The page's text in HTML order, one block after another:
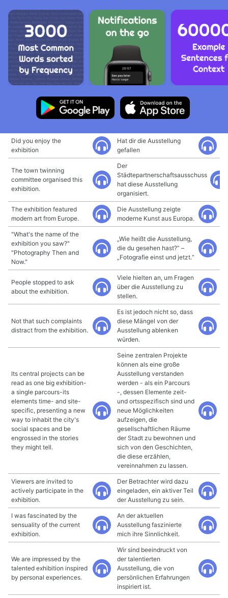
Did you enjoy the
exhibition
Hat dir die Ausstellung
gefallen
The town twinning
committee organised this
exhibition.
Der
Städtepartnerschaftsausschuss
hat diese Ausstellung
organisiert.
The exhibition featured
modern art from Europe.
Die Ausstellung zeigte
moderne Kunst aus Europa.
"What's the name of the
exhibition you saw?"
"Photography Then and
Now."
„Wie heißt die Ausstellung,
die du gesehen hast?“ –
„Fotografie einst und jetzt.“
People stopped to ask
about the exhibition.
Viele hielten an, um Fragen
über die Ausstellung zu
stellen.
Not that such complaints
distract from the exhibition.
Es ist jedoch nicht so, dass
diese Mängel von der
Ausstellung ablenken
würden.
Its central projects can be
read as one big exhibition-
a single parcours-its
elements time- and site-
specific, presenting a new
way to inhabit the city's
social spaces and be
engrossed in the stories
they might tell.
Seine zentralen Projekte
können als eine große
Ausstellung verstanden
werden - als ein Parcours
-, dessen Elemente zeit-
und ortsspezifisch sind und
neue Möglichkeiten
aufzeigen, die
gesellschaftlichen Räume
der Stadt zu bewohnen und
sich von den Geschichten,
die diese erzählen,
vereinnahmen zu lassen.
Viewers are invited to
actively participate in the
exhibition.
Der Betrachter wird dazu
eingeladen, ein aktiver Teil
der Ausstellung zu sein.
I was fascinated by the
sensuality of the current
exhibition.
An der aktuellen
Ausstellung faszinierte
mich ihre Sinnlichkeit.
We are impressed by the
talented exhibition inspired
by personal experiences.
Wir sind beeindruckt von
der talentierten
Ausstellung, die von
persönlichen Erfahrungen
inspiriert ist.